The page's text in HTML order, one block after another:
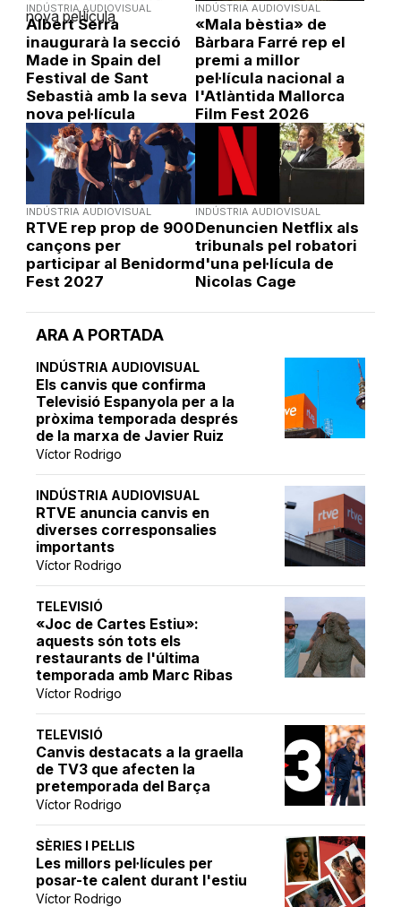
ARA A PORTADA
INDÚSTRIA AUDIOVISUAL
Els canvis que confirma
Televisió Espanyola per a la
pròxima temporada després
de la marxa de Javier Ruiz
Víctor Rodrigo
INDÚSTRIA AUDIOVISUAL
RTVE anuncia canvis en
diverses corresponsalies
importants
Víctor Rodrigo
TELEVISIÓ
«Joc de Cartes Estiu»:
aquests són tots els
restaurants de l'última
temporada amb Marc Ribas
Víctor Rodrigo
TELEVISIÓ
Canvis destacats a la graella
de TV3 que afecten la
pretemporada del Barça
Víctor Rodrigo
SÈRIES I PEL·LIS
Les millors pel·lícules per
posar-te calent durant l'estiu
Víctor Rodrigo
INDÚSTRIA AUDIOVISUAL
Albert Serra
inaugurarà la secció
Made in Spain del
Festival de Sant
Sebastià amb la seva
nova pel·lícula
INDÚSTRIA AUDIOVISUAL
«Mala bèstia» de
Bàrbara Farré rep el
premi a millor
pel·lícula nacional a
l'Atlàntida Mallorca
Film Fest 2026
INDÚSTRIA AUDIOVISUAL
RTVE rep prop de 900
cançons per
participar al Benidorm
Fest 2027
INDÚSTRIA AUDIOVISUAL
Denuncien Netflix als
tribunals pel robatori
d'una pel·lícula de
Nicolas Cage